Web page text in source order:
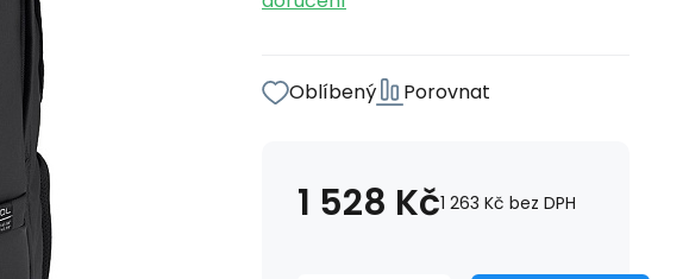
Oblíbený Porovnat
1 528 Kč1 263 Kč bez DPH